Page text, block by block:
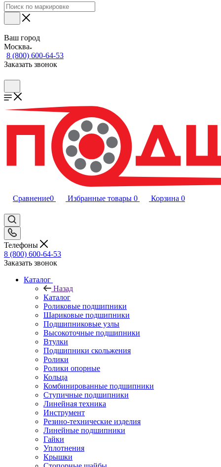
Ваш город
Москва
8 (800) 600-64-53
Заказать звонок
Сравнение0 Избранные товары 0 Корзина 0
Телефоны
8 (800) 600-64-53
Заказать звонок
Каталог
Назад
Каталог
Роликовые подшипники
Шариковые подшипники
Подшипниковые узлы
Высокоточные подшипники
Втулки
Подшипники скольжения
Ролики
Ролики опорные
Кольца
Комбинированные подшипники
Ступичные подшипники
Линейная техника
Инструмент
Резино-технические изделия
Линейные подшипники
Гайки
Уплотнения
Крышки